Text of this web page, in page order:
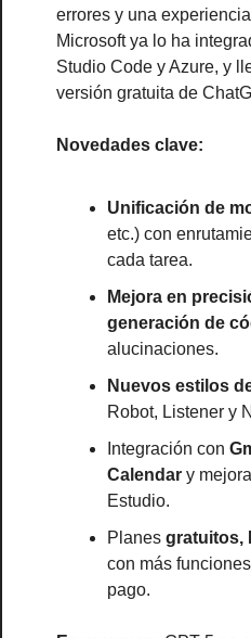
errores y una
Microsoft ya lo ha
Studio Code y Azure, y
versión gratuita de
Novedades clave:
Unificación de
etc.) con
cada tarea.
Mejora en
generación de
alucinaciones.
Nuevos estilos
Robot, Listener y
Integración con
Calendar y
Estudio.
Planes gratuitos,
con más
pago.